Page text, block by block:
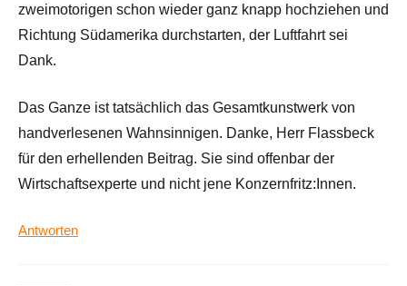
zweimotorigen schon wieder ganz knapp hochziehen und
Richtung Südamerika durchstarten, der Luftfahrt sei
Dank.
Das Ganze ist tatsächlich das Gesamtkunstwerk von
handverlesenen Wahnsinnigen. Danke, Herr Flassbeck
für den erhellenden Beitrag. Sie sind offenbar der
Wirtschaftsexperte und nicht jene Konzernfritz:Innen.
Antworten